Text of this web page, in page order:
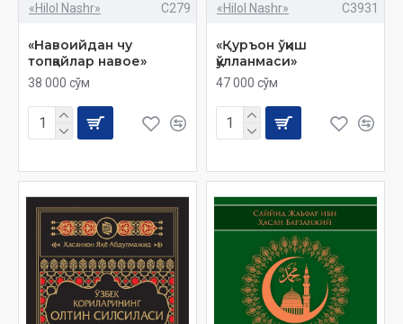
«Hilol Nashr» C279
«Навоийдан чу
топқайлар навое»
38 000 сўм
«Hilol Nashr» C3931
«Қуръон ўқиш
қўлланмаси»
47 000 сўм